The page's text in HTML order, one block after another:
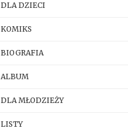
DLA DZIECI
KOMIKS
BIOGRAFIA
ALBUM
DLA MŁODZIEŻY
LISTY